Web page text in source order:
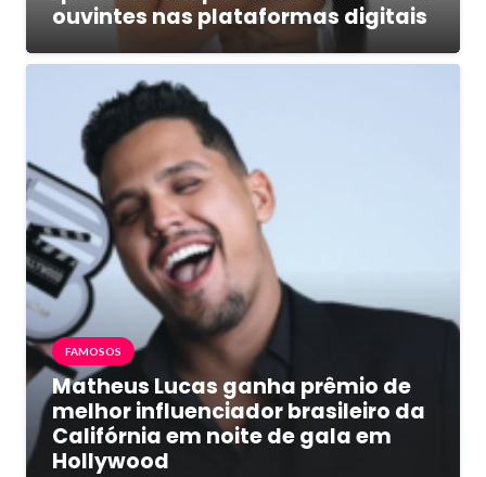
ouvintes nas plataformas digitais
FAMOSOS
Matheus Lucas ganha prêmio de
melhor influenciador brasileiro da
Califórnia em noite de gala em
Hollywood